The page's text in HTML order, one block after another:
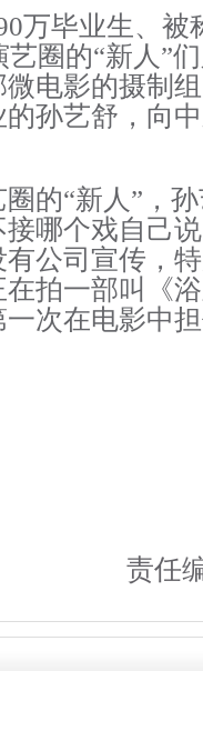
毕业生、被
圈的“新人”
电影的摄制
孙艺舒，向
“新人”，孙
哪个戏自己
公司宣传，
拍一部叫《
次在电影中
责任